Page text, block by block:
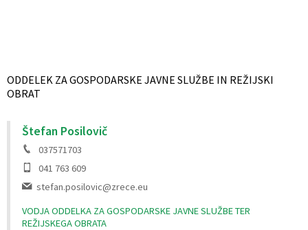
ODDELEK ZA GOSPODARSKE JAVNE SLUŽBE IN REŽIJSKI
OBRAT
Štefan Posilovič
037571703
041 763 609
stefan.posilovic@zrece.eu
VODJA ODDELKA ZA GOSPODARSKE JAVNE SLUŽBE TER
REŽIJSKEGA OBRATA